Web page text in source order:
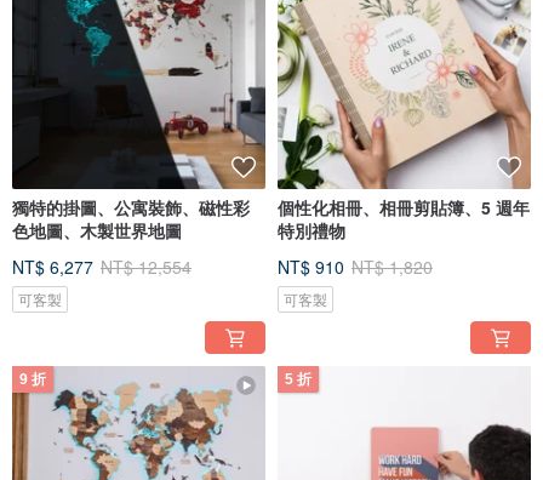
獨特的掛圖、公寓裝飾、磁性彩
色地圖、木製世界地圖
NT$ 6,277 NT$ 12,554
可客製
個性化相冊、相冊剪貼簿、5 週年
特別禮物
NT$ 910 NT$ 1,820
可客製
9 折 5 折